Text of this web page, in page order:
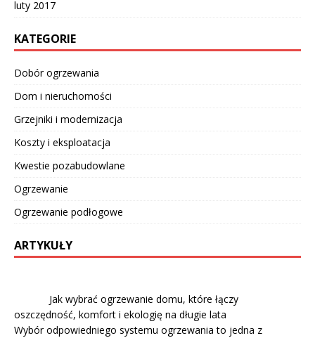
luty 2017
KATEGORIE
Dobór ogrzewania
Dom i nieruchomości
Grzejniki i modernizacja
Koszty i eksploatacja
Kwestie pozabudowlane
Ogrzewanie
Ogrzewanie podłogowe
ARTYKUŁY
Jak wybrać ogrzewanie domu, które łączy
oszczędność, komfort i ekologię na długie lata
Wybór odpowiedniego systemu ogrzewania to jedna z